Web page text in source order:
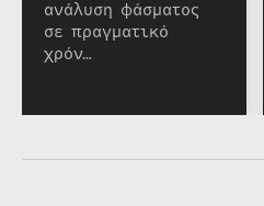
ανάλυση φάσματος
σε πραγματικό
χρόν…